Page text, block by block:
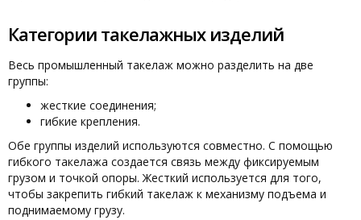
Категории такелажных изделий
Весь промышленный такелаж можно разделить на две
группы:
жесткие соединения;
гибкие крепления.
Обе группы изделий используются совместно. С помощью
гибкого такелажа создается связь между фиксируемым
грузом и точкой опоры. Жесткий используется для того,
чтобы закрепить гибкий такелаж к механизму подъема и
поднимаемому грузу.